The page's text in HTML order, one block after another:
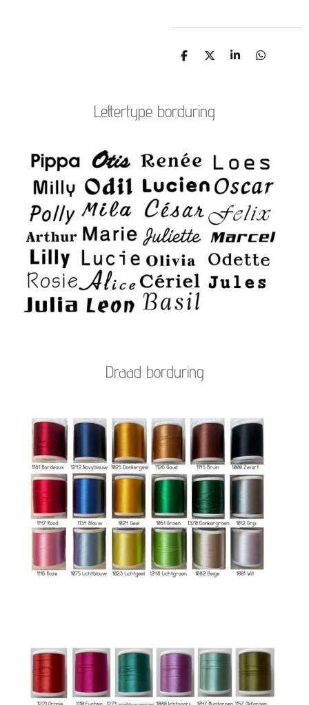
D
n
D
S
D
Lettertype borduring
Draad borduring